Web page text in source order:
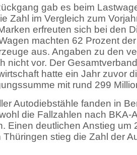
gab es beim
Zahl im Vergleich zum
erfreuten sich bei den
machten 62 Prozent
aus. Angaben zu den
nicht vor. Der Gesamtverband
hatte ein Jahr zuvor
mit rund 299
Autodiebstähle fanden in
die Fallzahlen nach BKA-
Einen deutlichen Anstieg um
Thüringen stieg die Zahl der